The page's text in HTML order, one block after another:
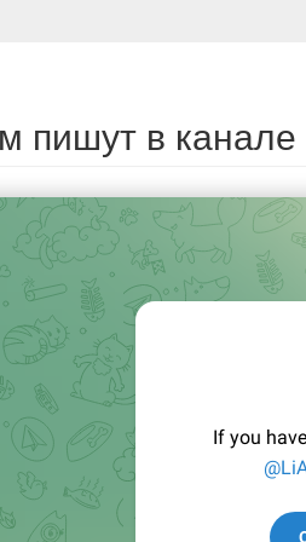
пишут в канале